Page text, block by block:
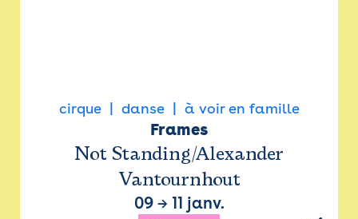
cirque danse à voir en famille
Frames
Not Standing/Alexander
Vantournhout
09→ 11 janv.